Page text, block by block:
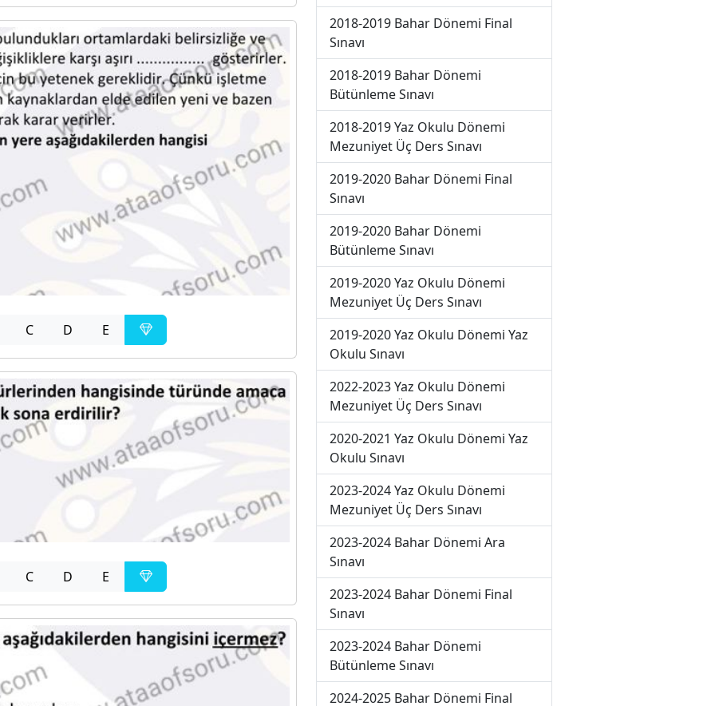
C D E
C D E
2018-2019 Bahar Dönemi Final
Sınavı
2018-2019 Bahar Dönemi
Bütünleme Sınavı
2018-2019 Yaz Okulu Dönemi
Mezuniyet Üç Ders Sınavı
2019-2020 Bahar Dönemi Final
Sınavı
2019-2020 Bahar Dönemi
Bütünleme Sınavı
2019-2020 Yaz Okulu Dönemi
Mezuniyet Üç Ders Sınavı
2019-2020 Yaz Okulu Dönemi Yaz
Okulu Sınavı
2022-2023 Yaz Okulu Dönemi
Mezuniyet Üç Ders Sınavı
2020-2021 Yaz Okulu Dönemi Yaz
Okulu Sınavı
2023-2024 Yaz Okulu Dönemi
Mezuniyet Üç Ders Sınavı
2023-2024 Bahar Dönemi Ara
Sınavı
2023-2024 Bahar Dönemi Final
Sınavı
2023-2024 Bahar Dönemi
Bütünleme Sınavı
2024-2025 Bahar Dönemi Final